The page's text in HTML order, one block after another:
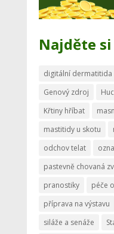
Najděte
digitální dermatitida
Genový zdroj
Křtiny hříbat
mastitidy u skotu
odchov telat
pastevně chovaná
pranostiky
péče
příprava na výstavu
siláže a senáže